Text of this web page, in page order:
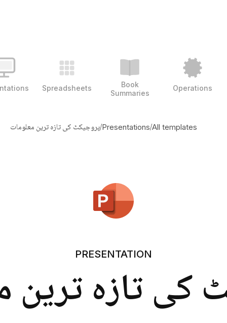
Spreadsheets
Book
Summaries
Operations
All templates
/
Presentations
/پروجیکٹ کی تازہ ترین معلومات
PRESENTATION
کی تازہ ترین